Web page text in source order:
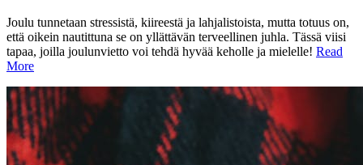
Joulu tunnetaan stressistä, kiireestä ja lahjalistoista, mutta totuus on,
että oikein nautittuna se on yllättävän terveellinen juhla. Tässä viisi
tapaa, joilla joulunvietto voi tehdä hyvää keholle ja mielelle! Read
More